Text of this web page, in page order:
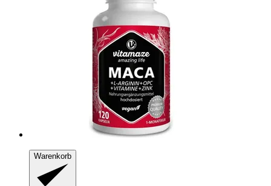
Warenkorb